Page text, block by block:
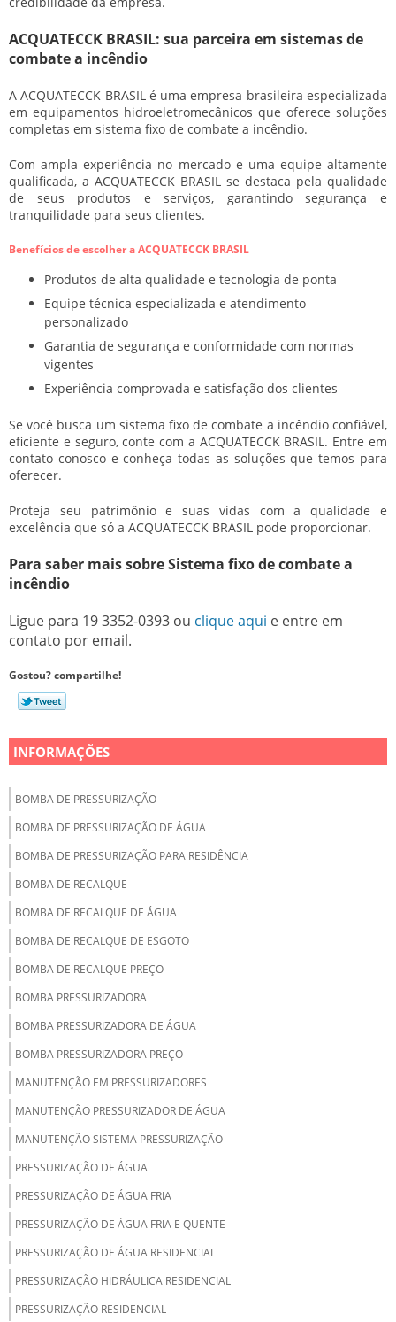
ACQUATECCK BRASIL: sua parceira em sistemas de
combate a incêndio
A ACQUATECCK BRASIL é uma empresa brasileira especializada
em equipamentos hidroeletromecânicos que oferece soluções
completas em sistema fixo de combate a incêndio.
Com ampla experiência no mercado e uma equipe altamente
qualificada, a ACQUATECCK BRASIL se destaca pela qualidade
de seus produtos e serviços, garantindo segurança e
tranquilidade para seus clientes.
Benefícios de escolher a ACQUATECCK BRASIL
Produtos de alta qualidade e tecnologia de ponta
Equipe técnica especializada e atendimento
personalizado
Garantia de segurança e conformidade com normas
vigentes
Experiência comprovada e satisfação dos clientes
Se você busca um sistema fixo de combate a incêndioconfiável,
eficiente e seguro, conte com a ACQUATECCK BRASIL. Entre em
contato conosco e conheça todas as soluções que temos para
oferecer.
Proteja seu patrimônio e suas vidas com a qualidade e
excelência que só a ACQUATECCK BRASIL pode proporcionar.
Para saber mais sobre Sistema fixo de combate a
incêndio
Ligue para 19 3352-0393 ou clique aqui e entre em
contato por email.
Gostou? compartilhe!
INFORMAÇÕES
BOMBA DE PRESSURIZAÇÃO
BOMBA DE PRESSURIZAÇÃO DE ÁGUA
BOMBA DE PRESSURIZAÇÃO PARA RESIDÊNCIA
BOMBA DE RECALQUE
BOMBA DE RECALQUE DE ÁGUA
BOMBA DE RECALQUE DE ESGOTO
BOMBA DE RECALQUE PREÇO
BOMBA PRESSURIZADORA
BOMBA PRESSURIZADORA DE ÁGUA
BOMBA PRESSURIZADORA PREÇO
MANUTENÇÃO EM PRESSURIZADORES
MANUTENÇÃO PRESSURIZADOR DE ÁGUA
MANUTENÇÃO SISTEMA PRESSURIZAÇÃO
PRESSURIZAÇÃO DE ÁGUA
PRESSURIZAÇÃO DE ÁGUA FRIA
PRESSURIZAÇÃO DE ÁGUA FRIA E QUENTE
PRESSURIZAÇÃO DE ÁGUA RESIDENCIAL
PRESSURIZAÇÃO HIDRÁULICA RESIDENCIAL
PRESSURIZAÇÃO RESIDENCIAL